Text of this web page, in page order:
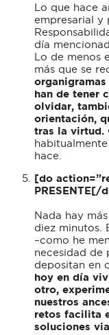
Lo que hace
empresarial y
día
Lo de menos
más que se
han de tener
olvidar,
orientación,
tras la virtud.
hace.
[do
PRESENTE[/
Nada hay
diez minutos.
–como he
necesidad de
depositan en
hoy en día
otro,
nuestros
retos facilita
soluciones